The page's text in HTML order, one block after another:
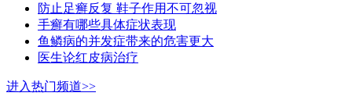
防止足癣反复 鞋子作用不可忽视
手癣有哪些具体症状表现
鱼鳞病的并发症带来的危害更大
医生论红皮病治疗
进入热门频道>>